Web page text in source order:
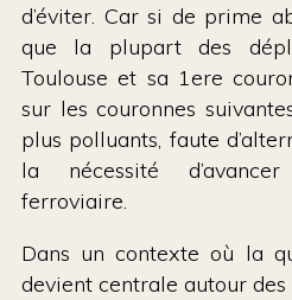
d’éviter. Car si de prime
que la plupart des
Toulouse et sa 1ere
sur les couronnes
plus polluants, faute
la nécessité
ferroviaire.
Dans un contexte où la
devient centrale autour des